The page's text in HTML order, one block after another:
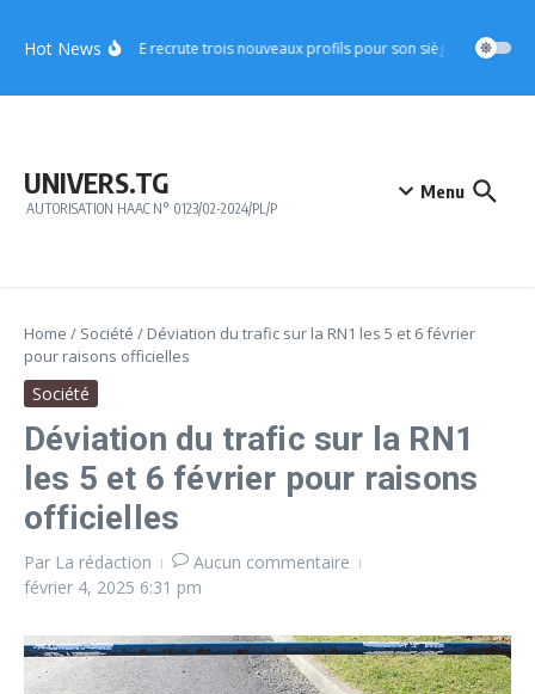
Hot NewsCICA-RE recrute trois nouveaux profils pour son siège à Lomé
UNIVERS.TG
AUTORISATION HAAC N° 0123/02-2024/PL/P
Menu
Home / Société / Déviation du trafic sur la RN1 les 5 et 6 février
pour raisons officielles
Société
Déviation du trafic sur la RN1
les 5 et 6 février pour raisons
officielles
Par La rédaction
Aucun commentaire
février 4, 2025 6:31 pm